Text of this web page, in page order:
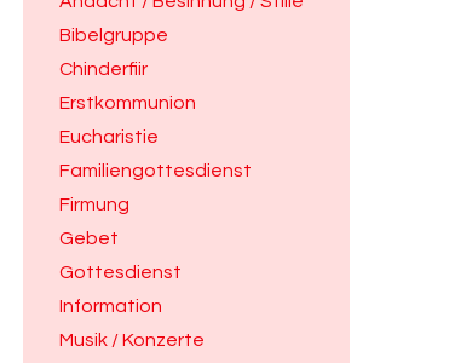
Bibelgruppe
Chinderfiir
Erstkommunion
Eucharistie
Familiengottesdienst
Firmung
Gebet
Gottesdienst
Information
Musik / Konzerte